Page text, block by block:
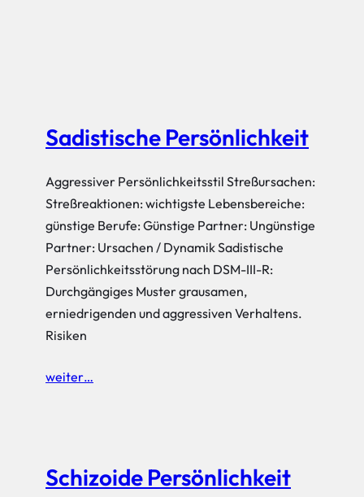
Sadistische Persönlichkeit
Aggressiver Persönlichkeitsstil Streßursachen:
Streßreaktionen: wichtigste Lebensbereiche:
günstige Berufe: Günstige Partner: Ungünstige
Partner: Ursachen / Dynamik Sadistische
Persönlichkeitsstörung nach DSM-III-R:
Durchgängiges Muster grausamen,
erniedrigenden und aggressiven Verhaltens.
Risiken
weiter…
Schizoide Persönlichkeit